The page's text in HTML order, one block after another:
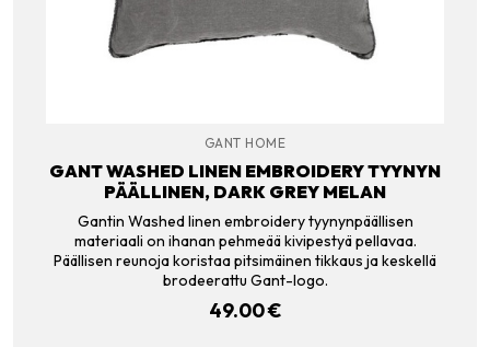
GANT HOME
GANT WASHED LINEN EMBROIDERY TYYNYN
PÄÄLLINEN, DARK GREY MELAN
Gantin Washed linen embroidery tyynynpäällisen
materiaali on ihanan pehmeää kivipestyä pellavaa.
Päällisen reunoja koristaa pitsimäinen tikkaus ja keskellä
brodeerattu Gant-logo.
49.00€